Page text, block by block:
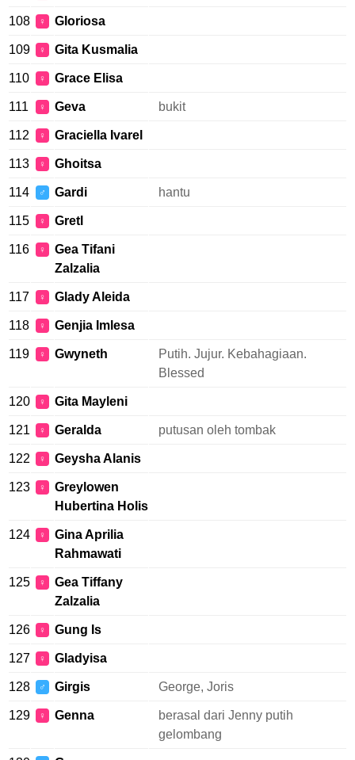
108 ♀ Gloriosa
109 ♀ Gita Kusmalia
110 ♀ Grace Elisa
111 ♀ Geva bukit
112 ♀ Graciella Ivarel
113 ♀ Ghoitsa
114 ♂ Gardi hantu
115 ♀ Gretl
116 ♀
Gea Tifani
Zalzalia
117 ♀ Glady Aleida
118 ♀ Genjia Imlesa
119 ♀ Gwyneth
Putih. Jujur. Kebahagiaan.
Blessed
120 ♀ Gita Mayleni
121 ♀ Geralda putusan oleh tombak
122 ♀ Geysha Alanis
123 ♀
Greylowen
Hubertina Holis
124 ♀
Gina Aprilia
Rahmawati
125 ♀
Gea Tiffany
Zalzalia
126 ♀ Gung Is
127 ♀ Gladyisa
128 ♂ Girgis George, Joris
129 ♀ Genna
berasal dari Jenny putih
gelombang